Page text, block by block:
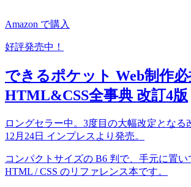
Amazon で購入
好評発売中！
できるポケット Web制作
HTML&CSS全事典 改訂4版
ロングセラー中。3度目の大幅改定となる
12月24日 インプレスより発売。
コンパクトサイズの B6 判で、手元に置い
HTML / CSS のリファレンス本です。